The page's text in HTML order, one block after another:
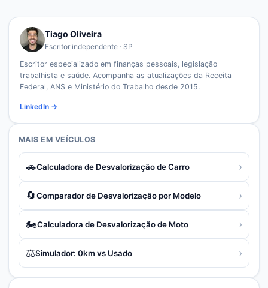
Tiago Oliveira
Escritor independente · SP
Escritor especializado em finanças pessoais, legislação
trabalhista e saúde. Acompanha as atualizações da Receita
Federal, ANS e Ministério do Trabalho desde 2015.
LinkedIn →
MAIS EM VEÍCULOS
🚗Calculadora de Desvalorização de Carro ›
🔄Comparador de Desvalorização por Modelo ›
🏍️Calculadora de Desvalorização de Moto ›
⚖️Simulador: 0km vs Usado ›